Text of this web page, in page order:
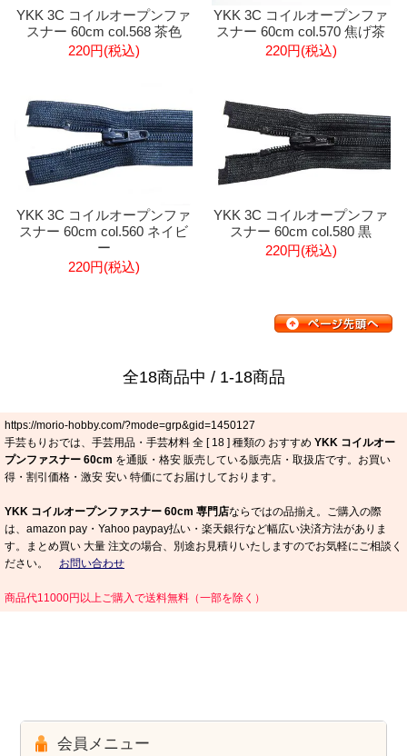
YKK 3C コイルオープンファ
スナー 60cm col.568 茶色
220円(税込)
YKK 3C コイルオープンファ
スナー 60cm col.570 焦げ茶
220円(税込)
YKK 3C コイルオープンファ
スナー 60cm col.560 ネイビ
ー
220円(税込)
YKK 3C コイルオープンファ
スナー 60cm col.580 黒
220円(税込)
全18商品中 / 1-18商品
https://morio-hobby.com/?mode=grp&gid=1450127
手芸もりおでは、手芸用品・手芸材料 全 [ 18 ] 種類の おすすめ YKK コイルオー
プンファスナー 60cm を通販・格安 販売している販売店・取扱店です。お買い
得・割引価格・激安 安い 特価にてお届けしております。
YKK コイルオープンファスナー 60cm 専門店ならではの品揃え。ご購入の際
は、amazon pay・Yahoo paypay払い・楽天銀行など幅広い決済方法がありま
す。まとめ買い 大量 注文の場合、別途お見積りいたしますのでお気軽にご相談く
ださい。 お問い合わせ
商品代11000円以上ご購入で送料無料（一部を除く）
会員メニュー